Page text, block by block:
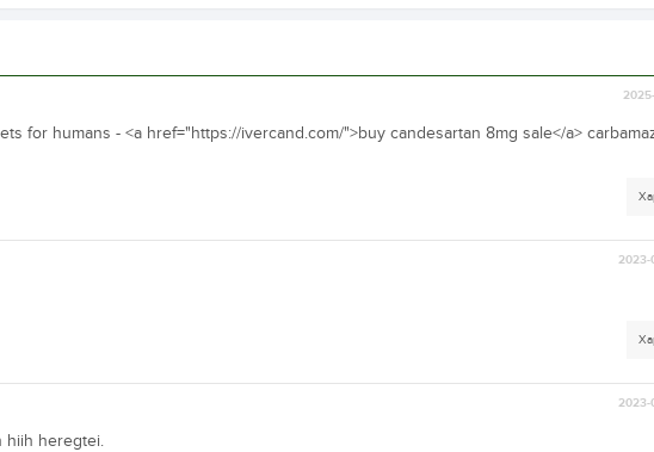
for humans - <a href="https://ivercand.com/">buy candesartan 8mg sale</a>
2023-
2023-
hiih heregtei.